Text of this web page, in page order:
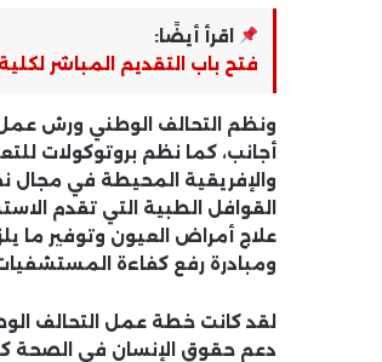
اقرأ أيضًا:
فتح باب التقديم المباشر لكلية
ونظم التحالف الوطني ورش عمل
أجانب، كما نظم بروتوكولات
والإفريقية المحيطة في مجال
القوافل الطبية التي تقدم
علاج أمراض العيون وتوفير ما
ومبادرة رفع كفاءة
لقد كانت خطة عمل التحالف
دعم حقوق الإنسان في الصحة